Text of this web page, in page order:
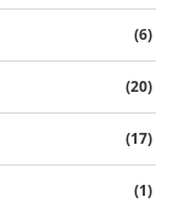
(6)
(20)
(17)
(1)